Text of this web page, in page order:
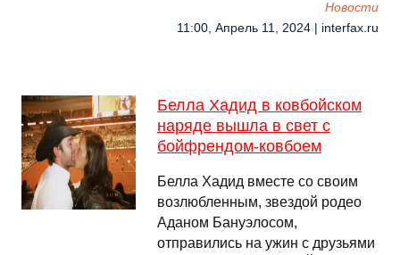
Новости
11:00, Апрель 11, 2024 | interfax.ru
Белла Хадид в ковбойском
наряде вышла в свет с
бойфрендом-ковбоем
Белла Хадид вместе со своим
возлюбленным, звездой родео
Аданом Бануэлосом,
отправились на ужин с друзьями